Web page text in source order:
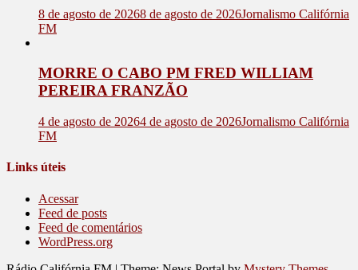
8 de agosto de 20268 de agosto de 2026Jornalismo Califórnia
FM
MORRE O CABO PM FRED WILLIAM
PEREIRA FRANZÃO
4 de agosto de 20264 de agosto de 2026Jornalismo Califórnia
FM
Links úteis
Acessar
Feed de posts
Feed de comentários
WordPress.org